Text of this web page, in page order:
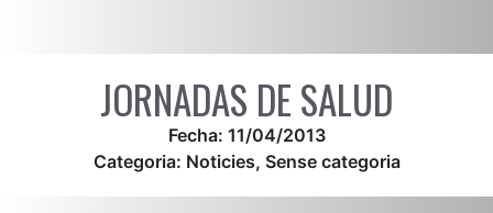
JORNADAS DE SALUD
Fecha: 11/04/2013
Categoria: Noticies, Sense categoria